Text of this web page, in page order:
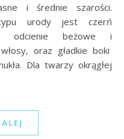
i średnie szarości.
urody jest czerń
odcienie beżowe i
oraz gładkie boki
Dla twarzy okrągłej